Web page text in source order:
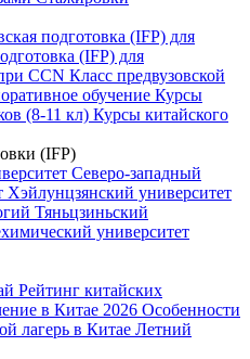
подготовка (IFP) для
(IFP) для
CCN Класс предвузовской
обучение Курсы
(8-11 кл) Курсы китайского
(IFP)
Северо-западный
Хэйлунцзянский университет
Тяньцзиньский
университет
Рейтинг китайских
в Китае 2026 Особенности
лагерь в Китае Летний